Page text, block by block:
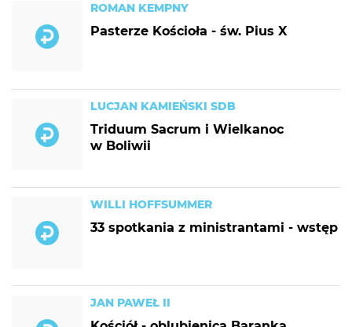
ROMAN KEMPNY
Pasterze Kościoła - św. Pius X
LUCJAN KAMIEŃSKI SDB
Triduum Sacrum i Wielkanoc
w Boliwii
WILLI HOFFSUMMER
33 spotkania z ministrantami - wstęp
JAN PAWEŁ II